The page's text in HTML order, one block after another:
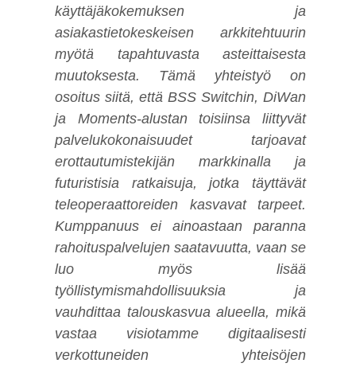
käyttäjäkokemuksen ja
asiakastietokeskeisen arkkitehtuurin
myötä tapahtuvasta asteittaisesta
muutoksesta. Tämä yhteistyö on
osoitus siitä, että BSS Switchin, DiWan
ja Moments-alustan toisiinsa liittyvät
palvelukokonaisuudet tarjoavat
erottautumistekijän markkinalla ja
futuristisia ratkaisuja, jotka täyttävät
teleoperaattoreiden kasvavat tarpeet.
Kumppanuus ei ainoastaan paranna
rahoituspalvelujen saatavuutta, vaan se
luo myös lisää
työllistymismahdollisuuksia ja
vauhdittaa talouskasvua alueella, mikä
vastaa visiotamme digitaalisesti
verkottuneiden yhteisöjen